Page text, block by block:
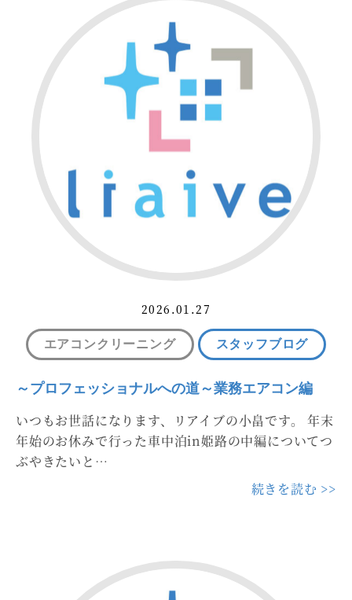
2026.01.27
エアコンクリーニング スタッフブログ
～プロフェッショナルへの道～業務エアコン編
いつもお世話になります、リアイブの小畠です。 年末
年始のお休みで行った車中泊in姫路の中編についてつ
ぶやきたいと…
続きを読む >>